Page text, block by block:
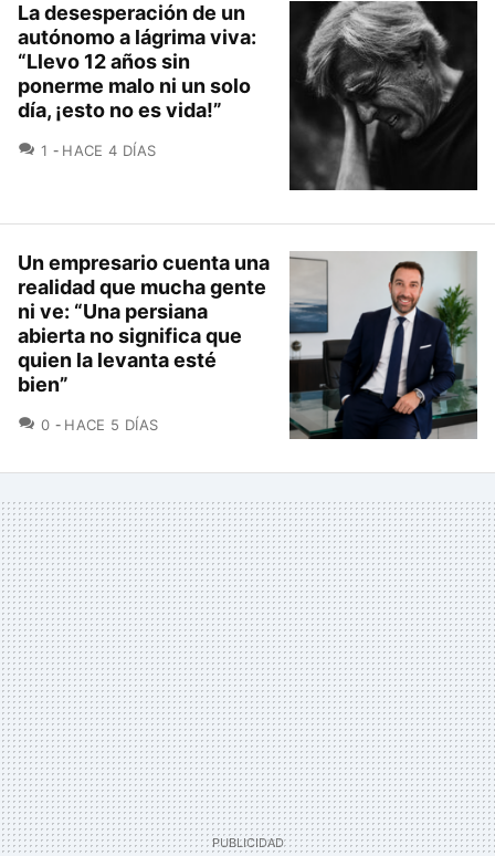
La desesperación de un
autónomo a lágrima viva:
“Llevo 12 años sin
ponerme malo ni un solo
día, ¡esto no es vida!”
1 COMENTARIOS
HACE 4 DÍAS
Un empresario cuenta una
realidad que mucha gente
ni ve: “Una persiana
abierta no significa que
quien la levanta esté
bien”
0 COMENTARIOS
HACE 5 DÍAS